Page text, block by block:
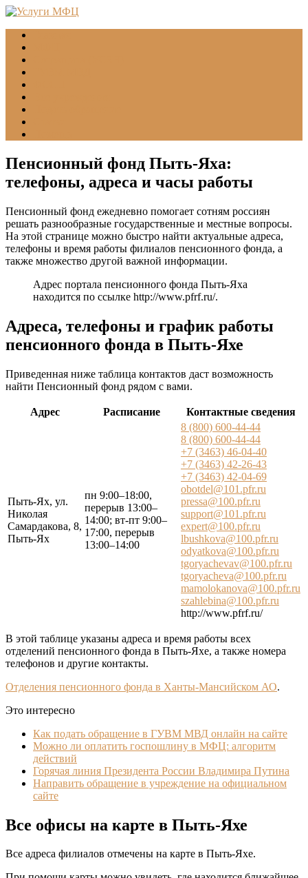
Пенсионный фонд Пыть-Яха:
телефоны, адреса и часы работы
Пенсионный фонд ежедневно помогает сотням россиян
решать разнообразные государственные и местные вопросы.
На этой странице можно быстро найти актуальные адреса,
телефоны и время работы филиалов пенсионного фонда, а
также множество другой важной информации.
Адрес портала пенсионного фонда Пыть-Яха
находится по ссылке http://www.pfrf.ru/.
Адреса, телефоны и график работы
пенсионного фонда в Пыть-Яхе
Приведенная ниже таблица контактов даст возможность
найти Пенсионный фонд рядом с вами.
Адрес Расписание Контактные сведения
Пыть-Ях, ул.
Николая
Самардакова, 8,
Пыть-Ях
пн 9:00–18:00,
перерыв 13:00–
14:00; вт-пт 9:00–
17:00, перерыв
13:00–14:00
8 (800) 600-44-44
8 (800) 600-44-44
+7 (3463) 46-04-40
+7 (3463) 42-26-43
+7 (3463) 42-04-69
obotdel@101.pfr.ru
pressa@100.pfr.ru
support@101.pfr.ru
expert@100.pfr.ru
lbushkova@100.pfr.ru
odyatkova@100.pfr.ru
tgoryachevav@100.pfr.ru
tgoryacheva@100.pfr.ru
mamolokanova@100.pfr.ru
szahlebina@100.pfr.ru
http://www.pfrf.ru/
В этой таблице указаны адреса и время работы всех
отделений пенсионного фонда в Пыть-Яхе, а также номера
телефонов и другие контакты.
Отделения пенсионного фонда в Ханты-Мансийском АО.
Это интересно
Как подать обращение в ГУВМ МВД онлайн на сайте
Можно ли оплатить госпошлину в МФЦ: алгоритм
действий
Горячая линия Президента России Владимира Путина
Направить обращение в учреждение на официальном
сайте
Все офисы на карте в Пыть-Яхе
Все адреса филиалов отмечены на карте в Пыть-Яхе.